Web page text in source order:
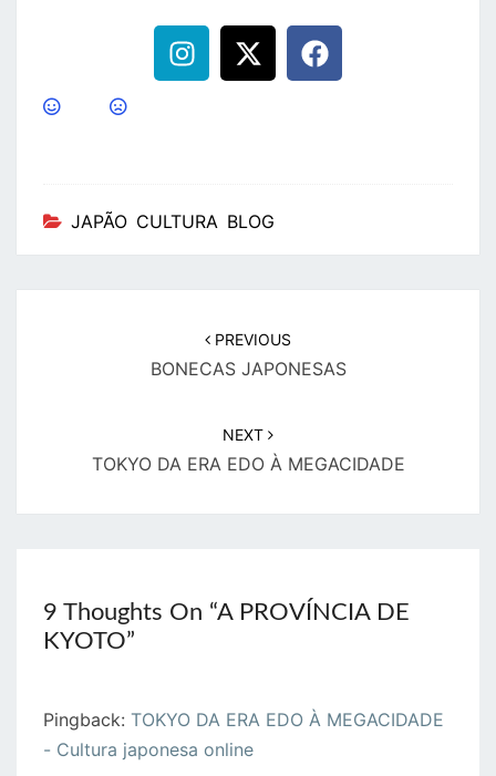
JAPÃO CULTURA BLOG
PREVIOUS
BONECAS JAPONESAS
NEXT
TOKYO DA ERA EDO À MEGACIDADE
9 Thoughts On “A PROVÍNCIA DE
KYOTO”
Pingback: TOKYO DA ERA EDO À MEGACIDADE
- Cultura japonesa online